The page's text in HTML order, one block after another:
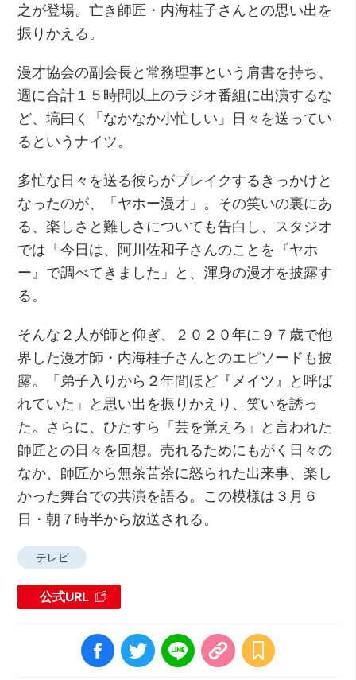
之が登場。亡き師匠・内海桂子さんとの思い出を
振りかえる。
漫才協会の副会長と常務理事という肩書を持ち、
週に合計１５時間以上のラジオ番組に出演するな
ど、塙曰く「なかなか小忙しい」日々を送ってい
るというナイツ。
多忙な日々を送る彼らがブレイクするきっかけと
なったのが、「ヤホー漫才」。その笑いの裏にあ
る、楽しさと難しさについても告白し、スタジオ
では「今日は、阿川佐和子さんのことを『ヤホ
ー』で調べてきました」と、渾身の漫才を披露す
る。
そんな２人が師と仰ぎ、２０２０年に９７歳で他
界した漫才師・内海桂子さんとのエピソードも披
露。「弟子入りから２年間ほど『メイツ』と呼ば
れていた」と思い出を振りかえり、笑いを誘っ
た。さらに、ひたすら「芸を覚えろ」と言われた
師匠との日々を回想。売れるためにもがく日々の
なか、師匠から無茶苦茶に怒られた出来事、楽し
かった舞台での共演を語る。この模様は３月６
日・朝７時半から放送される。
テレビ
公式URL